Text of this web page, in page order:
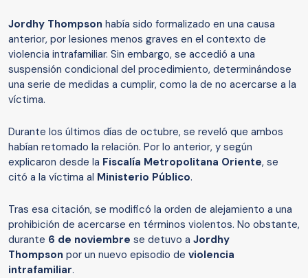
Jordhy Thompson había sido formalizado en una causa
anterior, por lesiones menos graves en el contexto de
violencia intrafamiliar. Sin embargo, se accedió a una
suspensión condicional del procedimiento, determinándose
una serie de medidas a cumplir, como la de no acercarse a la
víctima.
Durante los últimos días de octubre, se reveló que ambos
habían retomado la relación. Por lo anterior, y según
explicaron desde la Fiscalía Metropolitana Oriente, se
citó a la víctima al Ministerio Público.
Tras esa citación, se modificó la orden de alejamiento a una
prohibición de acercarse en términos violentos. No obstante,
durante 6 de noviembre se detuvo a Jordhy
Thompson por un nuevo episodio de violencia
intrafamiliar.